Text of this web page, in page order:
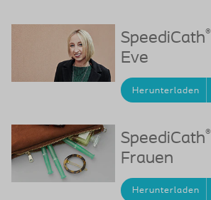
SpeediCath®
Eve
Herunterladen
SpeediCath®
Frauen
Herunterladen